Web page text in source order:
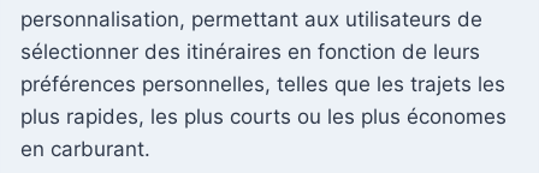
personnalisation, permettant aux utilisateurs de
sélectionner des itinéraires en fonction de leurs
préférences personnelles, telles que les trajets les
plus rapides, les plus courts ou les plus économes
en carburant.